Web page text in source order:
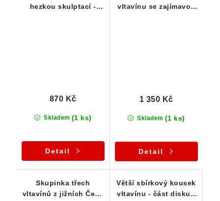
hezkou skulptací -
Skladem (1 ks)
870 Kč
Detail
vltavínu se zajímavou
Skladem (1 ks)
1 350 Kč
Detail
Skupinka třech
vltavínů z jižních Čech
Větší sbírkový kousek
vltavínu - část disku -